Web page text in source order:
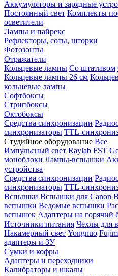
Аккумуляторы и зарядные
Постоянный свет Комплекты
осветители
Лампы и пайрекс
Рефлекторы, соты, шторки
Фотозонты
Отражатели
Кольцевые лампы Со штативом
Кольцевые лампы 26 см
кольцевые лампы
Софтбоксы
Стрипбоксы
Октобоксы
Средства синхронизации
синхронизаторы TTL-
Студийное оборудование Все
Импульсный свет Raylab FST
моноблоки Лампы-вспышки
устройства
Средства синхронизации
синхронизаторы TTL-
Вспышки Вспышки для Canon
вспышки Ведомые вспышки
вспышек Адаптеры на горячий
Источники питания Чехлы для
Накамерный свет Yongnuo
адаптеры и ЗУ
Сумки и кофры
Адаптеры и переходники
Калибраторы и шкалы